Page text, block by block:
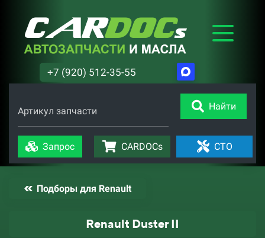
+7 (920) 512-35-55
Артикул запчасти Найти
Запрос CARDOCs СТО
Подборы для Renault
Renault Duster II